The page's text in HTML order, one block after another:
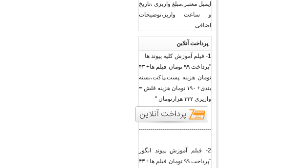
ایمیل معتبر،مبلغ واریزی ،تاریخ
و ساعت واریز،توضیحات
اضافی
پرداخت آنلاین
1- فیلم آموزش کلیه پیوند ها
"پرداخت ۹۹ تومان فیلم ها+ ۴۳
تومان هزینه پست،پاکت،بسته
بندی+ ۱۹۰ تومان هزینه فلش =
واریزی ۳۳۲ هزارتومان "
-------------------------------------
--
2- فیلم آموزش پیوند انگور
"پرداخت ۹۹ تومان فیلم ها+ ۴۳